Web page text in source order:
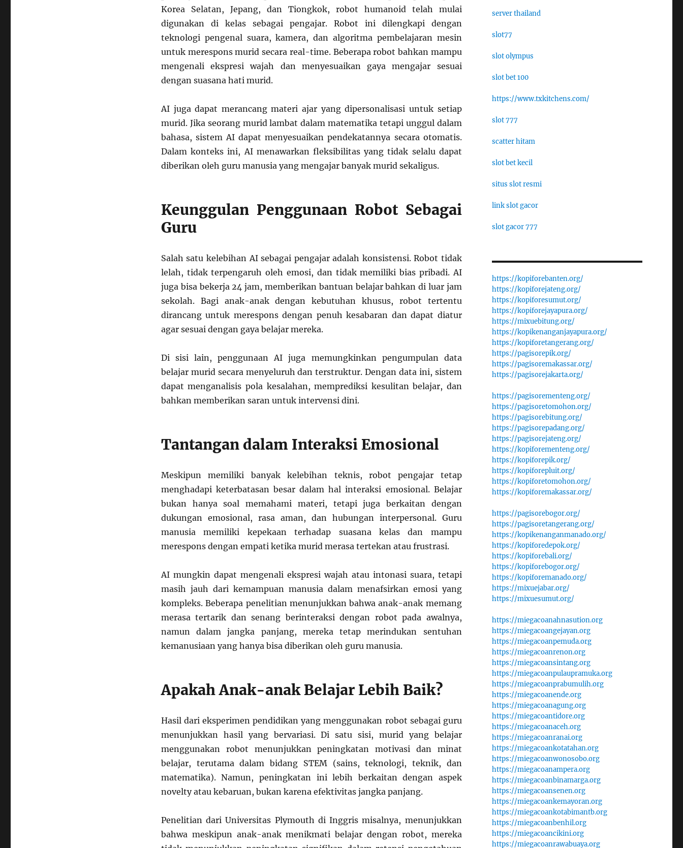
Korea Selatan, Jepang, dan Tiongkok, robot humanoid telah mulai
digunakan di kelas sebagai pengajar. Robot ini dilengkapi dengan
teknologi pengenal suara, kamera, dan algoritma pembelajaran mesin
untuk merespons murid secara real-time. Beberapa robot bahkan mampu
mengenali ekspresi wajah dan menyesuaikan gaya mengajar sesuai
dengan suasana hati murid.
AI juga dapat merancang materi ajar yang dipersonalisasi untuk setiap
murid. Jika seorang murid lambat dalam matematika tetapi unggul dalam
bahasa, sistem AI dapat menyesuaikan pendekatannya secara otomatis.
Dalam konteks ini, AI menawarkan fleksibilitas yang tidak selalu dapat
diberikan oleh guru manusia yang mengajar banyak murid sekaligus.
Keunggulan Penggunaan Robot Sebagai
Guru
Salah satu kelebihan AI sebagai pengajar adalah konsistensi. Robot tidak
lelah, tidak terpengaruh oleh emosi, dan tidak memiliki bias pribadi. AI
juga bisa bekerja 24 jam, memberikan bantuan belajar bahkan di luar jam
sekolah. Bagi anak-anak dengan kebutuhan khusus, robot tertentu
dirancang untuk merespons dengan penuh kesabaran dan dapat diatur
agar sesuai dengan gaya belajar mereka.
Di sisi lain, penggunaan AI juga memungkinkan pengumpulan data
belajar murid secara menyeluruh dan terstruktur. Dengan data ini, sistem
dapat menganalisis pola kesalahan, memprediksi kesulitan belajar, dan
bahkan memberikan saran untuk intervensi dini.
Tantangan dalam Interaksi Emosional
Meskipun memiliki banyak kelebihan teknis, robot pengajar tetap
menghadapi keterbatasan besar dalam hal interaksi emosional. Belajar
bukan hanya soal memahami materi, tetapi juga berkaitan dengan
dukungan emosional, rasa aman, dan hubungan interpersonal. Guru
manusia memiliki kepekaan terhadap suasana kelas dan mampu
merespons dengan empati ketika murid merasa tertekan atau frustrasi.
AI mungkin dapat mengenali ekspresi wajah atau intonasi suara, tetapi
masih jauh dari kemampuan manusia dalam menafsirkan emosi yang
kompleks. Beberapa penelitian menunjukkan bahwa anak-anak memang
merasa tertarik dan senang berinteraksi dengan robot pada awalnya,
namun dalam jangka panjang, mereka tetap merindukan sentuhan
kemanusiaan yang hanya bisa diberikan oleh guru manusia.
Apakah Anak-anak Belajar Lebih Baik?
Hasil dari eksperimen pendidikan yang menggunakan robot sebagai guru
menunjukkan hasil yang bervariasi. Di satu sisi, murid yang belajar
menggunakan robot menunjukkan peningkatan motivasi dan minat
belajar, terutama dalam bidang STEM (sains, teknologi, teknik, dan
matematika). Namun, peningkatan ini lebih berkaitan dengan aspek
novelty atau kebaruan, bukan karena efektivitas jangka panjang.
Penelitian dari Universitas Plymouth di Inggris misalnya, menunjukkan
bahwa meskipun anak-anak menikmati belajar dengan robot, mereka
server thailand
slot77
slot olympus
slot bet 100
https://www.txkitchens.com/
slot 777
scatter hitam
slot bet kecil
situs slot resmi
link slot gacor
slot gacor 777
https://kopiforebanten.org/
https://kopiforejateng.org/
https://kopiforesumut.org/
https://kopiforejayapura.org/
https://mixuebitung.org/
https://kopikenanganjayapura.org/
https://kopiforetangerang.org/
https://pagisorepik.org/
https://pagisoremakassar.org/
https://pagisorejakarta.org/
https://pagisorementeng.org/
https://pagisoretomohon.org/
https://pagisorebitung.org/
https://pagisorepadang.org/
https://pagisorejateng.org/
https://kopiforementeng.org/
https://kopiforepik.org/
https://kopiforepluit.org/
https://kopiforetomohon.org/
https://kopiforemakassar.org/
https://pagisorebogor.org/
https://pagisoretangerang.org/
https://kopikenanganmanado.org/
https://kopiforedepok.org/
https://kopiforebali.org/
https://kopiforebogor.org/
https://kopiforemanado.org/
https://mixuejabar.org/
https://mixuesumut.org/
https://miegacoanahnasution.org
https://miegacoangejayan.org
https://miegacoanpemuda.org
https://miegacoanrenon.org
https://miegacoansintang.org
https://miegacoanpulaupramuka.org
https://miegacoanprabumulih.org
https://miegacoanende.org
https://miegacoanagung.org
https://miegacoantidore.org
https://miegacoanaceh.org
https://miegacoanranai.org
https://miegacoankotatahan.org
https://miegacoanwonosobo.org
https://miegacoanampera.org
https://miegacoanbinamarga.org
https://miegacoansenen.org
https://miegacoankemayoran.org
https://miegacoankotabimantb.org
https://miegacoanbenhil.org
https://miegacoancikini.org
https://miegacoanrawabuaya.org